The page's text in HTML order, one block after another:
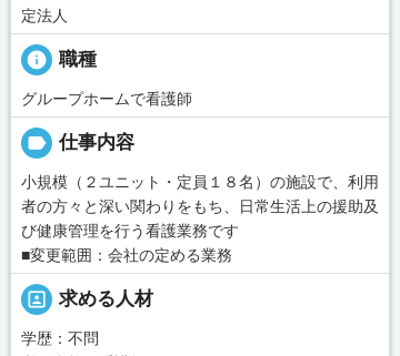
定法人
info 職種
グループホームで看護師
label 仕事内容
小規模（２ユニット・定員１８名）の施設で、利用
者の方々と深い関わりをもち、日常生活上の援助及
び健康管理を行う看護業務です
■変更範囲：会社の定める業務
portrait 求める人材
学歴：不問